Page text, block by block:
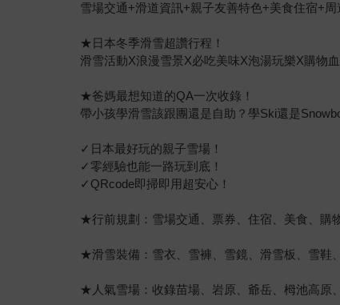
雪場交通+滑道資訊+親子友善特色+美食住宿+
★日本冬季滑雪超讚行程！
滑雪活動X浪漫雪景X必吃美味X泡湯玩樂X購物血
★爸媽最想知道的QA一次收錄！
帶小孩學滑雪該跟團還是自助？學Ski還是
✓日本最好玩的親子雪場！
✓零經驗也能一路玩到底！
✓QRcode即掃即用超安心！
★行前規劃：雪場交通、票券、住宿、美食、購
★滑雪裝備：雪衣、雪褲、雪鏡、滑雪板、雪鞋
★人氣雪場：收錄苗場、岩原、爺岳、栂池高原